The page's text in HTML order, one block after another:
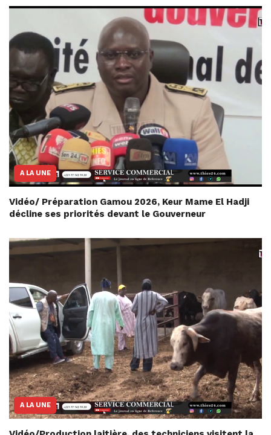
A LA UNE
Vidéo/ Préparation Gamou 2026, Keur Mame El Hadji
décline ses priorités devant le Gouverneur
A LA UNE